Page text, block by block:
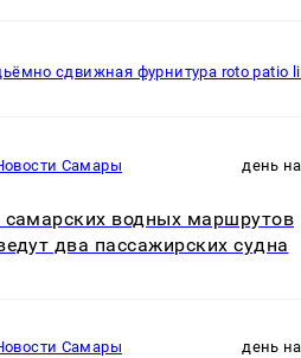
сдвижная фурнитура roto patio
Самары день
водных маршрутов
два пассажирских судна
Самары день